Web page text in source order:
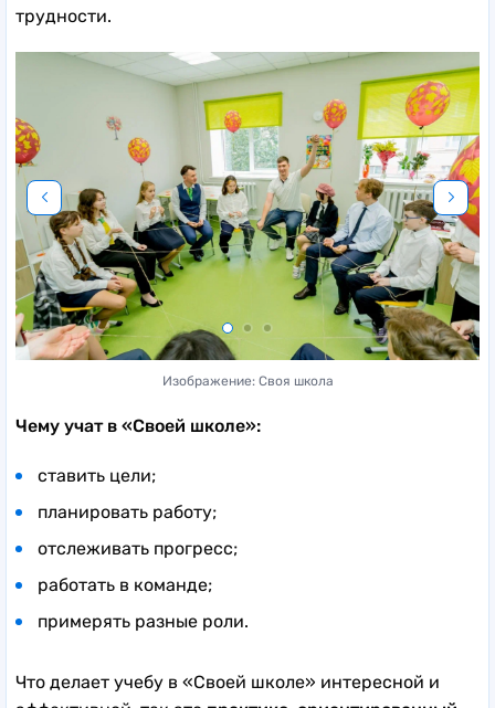
трудности.
Изображение: Своя школа
Чему учат в «Своей школе»:
ставить цели;
планировать работу;
отслеживать прогресс;
работать в команде;
примерять разные роли.
Что делает учебу в «Своей школе» интересной и